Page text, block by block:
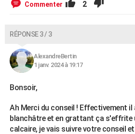
Commenter 2
RÉPONSE 3 / 3
AlexandreBertin
1 janv. 2024 à 19:17
Bonsoir,
Ah Merci du conseil ! Effectivement il
blanchâtre et en grattant ça s'effrite
calcaire, je vais suivre votre conseil